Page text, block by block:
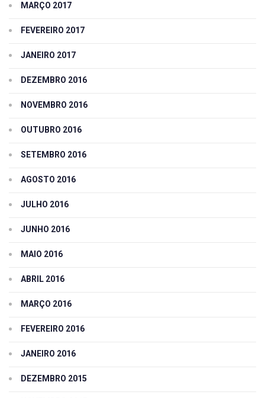
MARÇO 2017
FEVEREIRO 2017
JANEIRO 2017
DEZEMBRO 2016
NOVEMBRO 2016
OUTUBRO 2016
SETEMBRO 2016
AGOSTO 2016
JULHO 2016
JUNHO 2016
MAIO 2016
ABRIL 2016
MARÇO 2016
FEVEREIRO 2016
JANEIRO 2016
DEZEMBRO 2015